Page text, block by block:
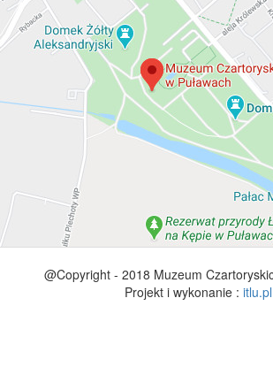
@Copyright - 2018 Muzeum
Projekt i wykonanie : itlu.pl